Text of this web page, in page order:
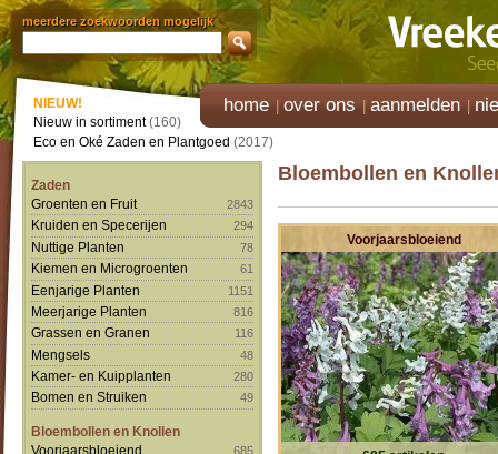
meerdere zoekwoorden mogelijk
home over ons aanmelden
NIEUW!
Nieuw in sortiment(160)
Eco en Oké Zaden en Plantgoed (2017)
Zaden
Groenten en Fruit
2843
Kruiden en Specerijen 294
Nuttige Planten 78
Kiemen en Microgroenten 61
Eenjarige Planten 1151
Meerjarige Planten 816
Grassen en Granen 116
Mengsels 48
Kamer- en Kuipplanten 280
Bomen en Struiken 49
Bloembollen en Knollen
Voorjaarsbloeiend
685
Bloembollen en
Voorjaarsbloeiend